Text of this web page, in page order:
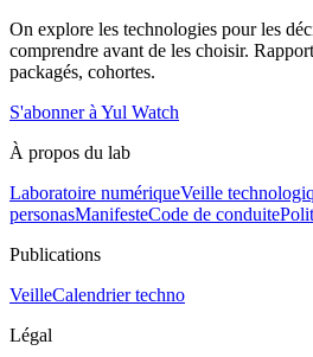
On explore les technologies pour les
comprendre avant de les choisir.
packagés, cohortes.
S'abonner à Yul Watch
À propos du lab
Laboratoire numériqueVeille
personasManifesteCode de conduite
Publications
VeilleCalendrier techno
Légal